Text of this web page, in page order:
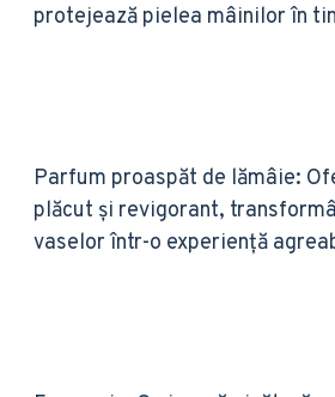
protejează pielea mâinilor în
Parfum proaspăt de lămâie:
plăcut și revigorant,
vaselor într-o experiență